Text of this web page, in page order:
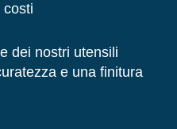
costi
dei nostri utensili
e una finitura